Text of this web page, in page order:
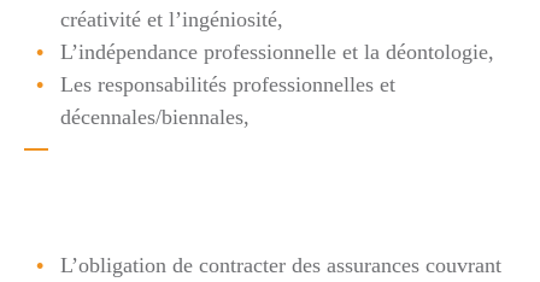
créativité et l’ingéniosité,
L’indépendance professionnelle et la déontologie,
Les responsabilités professionnelles et
décennales/biennales,
L’obligation de contracter des assurances couvrant